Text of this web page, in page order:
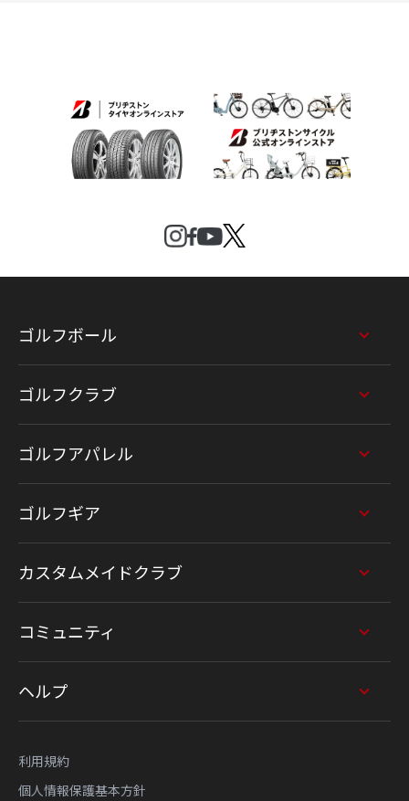
ゴルフボール
ゴルフクラブ
ゴルフアパレル
ゴルフギア
カスタムメイドクラブ
コミュニティ
ヘルプ
利用規約
個人情報保護基本方針